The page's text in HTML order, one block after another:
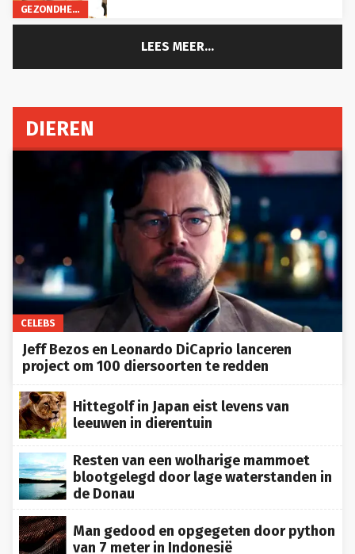
GEZONDHEID
LEES MEER...
DIEREN
CELEBS
Jeff Bezos en Leonardo DiCaprio lanceren
project om 100 diersoorten te redden
Hittegolf in Japan eist levens van
leeuwen in dierentuin
Resten van een wolharige mammoet
blootgelegd door lage waterstanden in
de Donau
Man gedood en opgegeten door python
van 7 meter in Indonesië